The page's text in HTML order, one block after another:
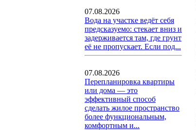
07.08.2026
Вода на участке ведёт себя
предсказуемо: стекает вниз и
задерживается там, где грунт
её не пропускает. Если под...
07.08.2026
Перепланировка квартиры
или дома — это
эффективный способ
сделать жилое пространство
более функциональным,
комфортным и...